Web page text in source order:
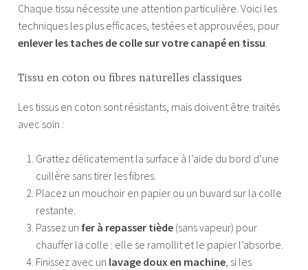
Chaque tissu nécessite une attention particulière. Voici les
techniques les plus efficaces, testées et approuvées, pour
enlever les taches de colle sur votre canapé en tissu
Tissu en coton ou fibres naturelles classiques
Les tissus en coton sont résistants, mais doivent être traités
avec soin :
Grattez délicatement la surface à l’aide du bord d’une
cuillère sans tirer les fibres.
Placez un mouchoir en papier ou un buvard sur la colle
restante.
Passez un fer à repasser tiède(sans vapeur) pour
chauffer la colle : elle se ramollit et le papier l’absorbe.
Finissez avec un lavage doux en machine, si les